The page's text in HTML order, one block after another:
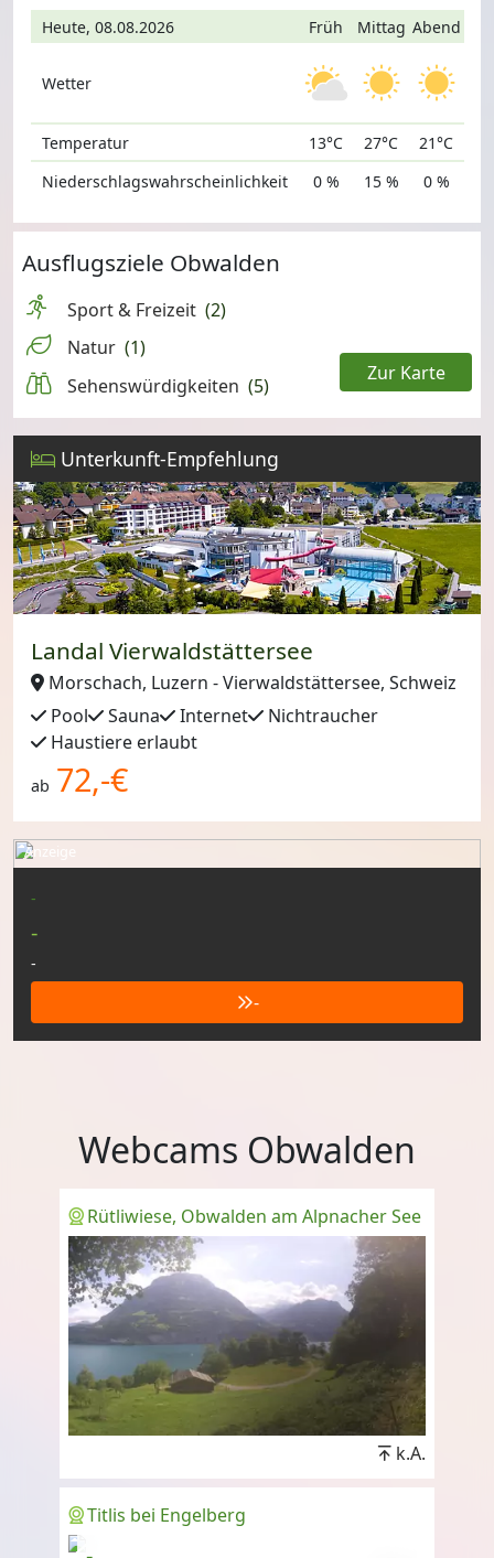
Heute, 08.08.2026
Wetter
Temperatur
Niederschlagswahrscheinlichkeit
Früh
13°C
0 %
Mittag
27°C
15 %
Abend
21°C
0 %
Ausflugsziele Obwalden
Sport & Freizeit (2)
Natur (1)
Sehenswürdigkeiten (5)
Zur Karte
Unterkunft-Empfehlung
Landal Vierwaldstättersee
Morschach, Luzern - Vierwaldstättersee, Schweiz
Pool
Sauna Internet
Nichtraucher
Haustiere erlaubt
ab 72,-€
-
-
-
-
Anzeige
Webcams Obwalden
Rütliwiese, Obwalden am Alpnacher See
k.A.
Titlis bei Engelberg